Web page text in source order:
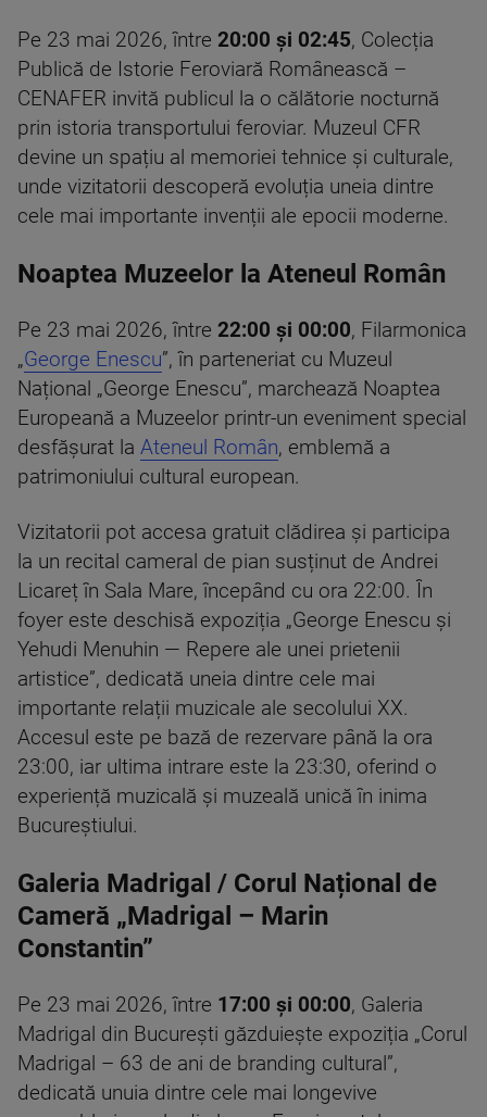
Pe 23 mai 2026, între 20:00 și 02:45, Colecția
Publică de Istorie Feroviară Românească –
CENAFER invită publicul la o călătorie nocturnă
prin istoria transportului feroviar. Muzeul CFR
devine un spațiu al memoriei tehnice și culturale,
unde vizitatorii descoperă evoluția uneia dintre
cele mai importante invenții ale epocii moderne.
Noaptea Muzeelor la Ateneul Român
Pe 23 mai 2026, între 22:00 și 00:00, Filarmonica
„George Enescu”, în parteneriat cu Muzeul
Național „George Enescu”, marchează Noaptea
Europeană a Muzeelor printr-un eveniment special
desfășurat la Ateneul Român, emblemă a
patrimoniului cultural european.
Vizitatorii pot accesa gratuit clădirea și participa
la un recital cameral de pian susținut de Andrei
Licareț în Sala Mare, începând cu ora 22:00. În
foyer este deschisă expoziția „George Enescu și
Yehudi Menuhin — Repere ale unei prietenii
artistice”, dedicată uneia dintre cele mai
importante relații muzicale ale secolului XX.
Accesul este pe bază de rezervare până la ora
23:00, iar ultima intrare este la 23:30, oferind o
experiență muzicală și muzeală unică în inima
Bucureștiului.
Galeria Madrigal / Corul Național de
Cameră „Madrigal – Marin
Constantin”
Pe 23 mai 2026, între 17:00 și 00:00, Galeria
Madrigal din București găzduiește expoziția „Corul
Madrigal – 63 de ani de branding cultural”,
dedicată unuia dintre cele mai longevive